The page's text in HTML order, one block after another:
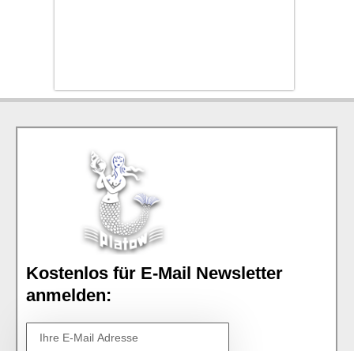
Kostenlos für E-Mail Newsletter
anmelden: